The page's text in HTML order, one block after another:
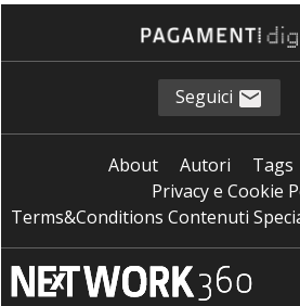
Seguici
About Autori Tags
Privacy e Cookie
Terms&Conditions Contenuti